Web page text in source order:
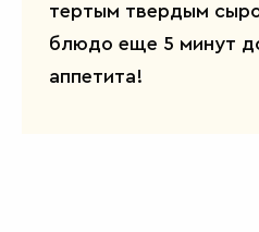
тертым твердым
блюдо еще 5 минут
аппетита!